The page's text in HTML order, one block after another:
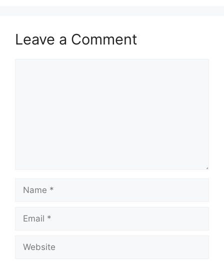
Leave a Comment
Name
Email
Website